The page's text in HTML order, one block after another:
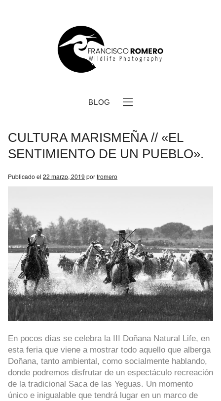
BLOG
CULTURA MARISMEÑA // «EL
SENTIMIENTO DE UN PUEBLO».
Publicado el 22 marzo, 2019 porfromero
En pocos días se celebra la III Doñana Natural Life, en
esta feria que viene a mostrar todo aquello que alberga
Doñana, tanto ambiental, como socialmente hablando,
donde podremos disfrutar de un espectáculo recreación
de la tradicional Saca de las Yeguas. Un momento
único e inigualable que tendrá lugar en un marco de